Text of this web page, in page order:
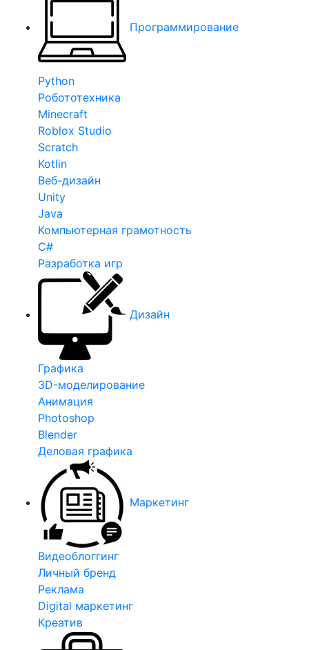
Программирование
Python
Робототехника
Minecraft
Roblox Studio
Scratch
Kotlin
Веб-дизайн
Unity
Java
Компьютерная грамотность
C#
Разработка игр
Дизайн
Графика
3D-моделирование
Анимация
Photoshop
Blender
Деловая графика
Маркетинг
Видеоблоггинг
Личный бренд
Реклама
Digital маркетинг
Креатив